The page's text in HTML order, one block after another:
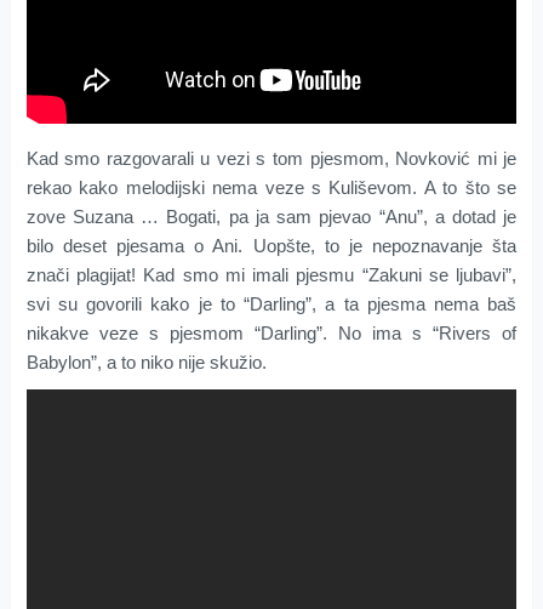
Kad smo razgovarali u vezi s tom pjesmom, Novković mi je
rekao kako melodijski nema veze s Kuliševom. A to što se
zove Suzana … Bogati, pa ja sam pjevao “Anu”, a dotad je
bilo deset pjesama o Ani. Uopšte, to je nepoznavanje šta
znači plagijat! Kad smo mi imali pjesmu “Zakuni se ljubavi”,
svi su govorili kako je to “Darling”, a ta pjesma nema baš
nikakve veze s pjesmom “Darling”. No ima s “Rivers of
Babylon”, a to niko nije skužio.